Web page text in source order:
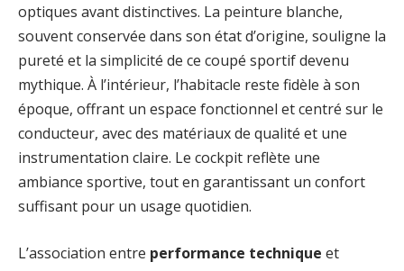
optiques avant distinctives. La peinture blanche,
souvent conservée dans son état d’origine, souligne la
pureté et la simplicité de ce coupé sportif devenu
mythique. À l’intérieur, l’habitacle reste fidèle à son
époque, offrant un espace fonctionnel et centré sur le
conducteur, avec des matériaux de qualité et une
instrumentation claire. Le cockpit reflète une
ambiance sportive, tout en garantissant un confort
suffisant pour un usage quotidien.
L’association entre performance technique et